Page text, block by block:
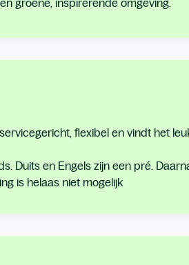
groene, inspirerende omgeving.
flexibel en vindt het
Duits en Engels zijn een pré.
is helaas niet mogelijk